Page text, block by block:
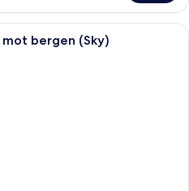
Ett hotellrum med två sängar, en
bergen (Sky)